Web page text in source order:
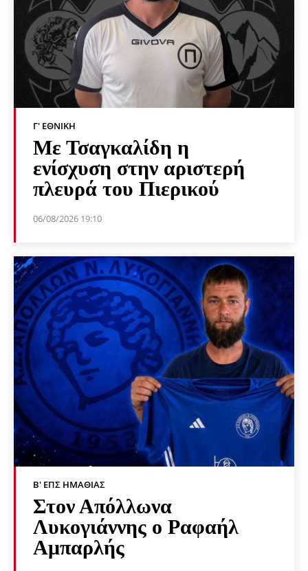
Γ' ΕΘΝΙΚΉ
Με Τσαγκαλίδη η
ενίσχυση στην αριστερή
πλευρά του Πιερικού
06/08/2026 19:10
Β' ΕΠΣ ΗΜΑΘΊΑΣ
Στον Απόλλωνα
Λυκογιάννης ο Ραφαήλ
Αμπαρλής